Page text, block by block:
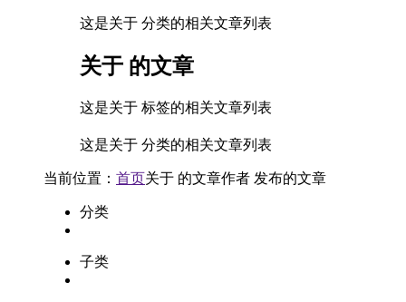
这是关于 分类的相关文章列表
关于 的文章
这是关于 标签的相关文章列表
这是关于 分类的相关文章列表
当前位置： 首页关于 的文章作者 发布的文章
分类
子类